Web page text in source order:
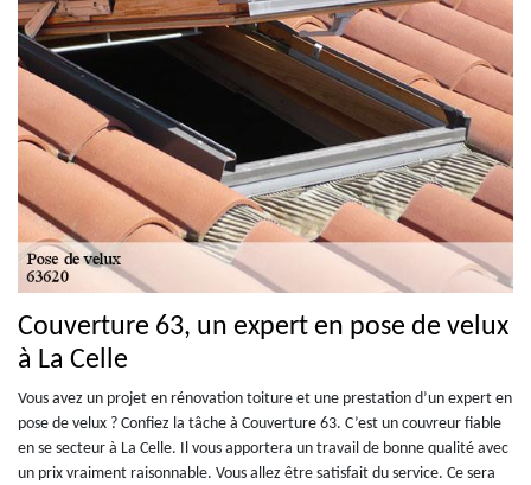
Couverture 63, un expert en pose de velux
à La Celle
Vous avez un projet en rénovation toiture et une prestation d’un expert en
pose de velux ? Confiez la tâche à Couverture 63. C’est un couvreur fiable
en se secteur à La Celle. Il vous apportera un travail de bonne qualité avec
un prix vraiment raisonnable. Vous allez être satisfait du service. Ce sera